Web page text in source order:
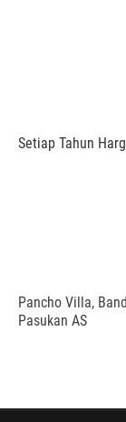
Setiap Tahun
Pancho Villa,
Pasukan AS